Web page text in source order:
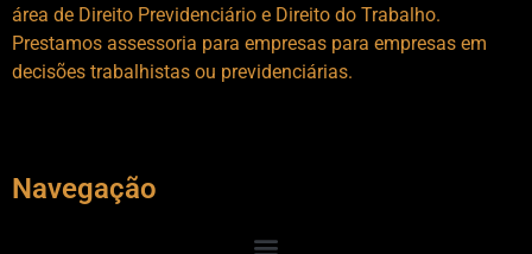
área de Direito Previdenciário e Direito do Trabalho.
Prestamos assessoria para empresas para empresas em
decisões trabalhistas ou previdenciárias.
Navegação